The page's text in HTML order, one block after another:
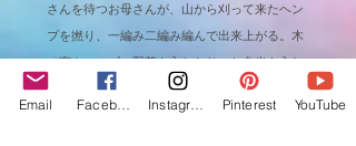
さんを待つお母さんが、山から刈って来たヘン
プを撚り、一編み二編み編んで出来上がる。木
ノ実やハーブ、野菜を入れたり、お弁当を入れ
たり...生活用途に欠かせない便利で丈夫なバッ
グ。昔のように手編みのメッシュバッグを作る
Email Pinterest YouTube